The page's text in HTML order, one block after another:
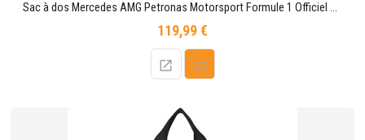
Sac à dos Mercedes AMG Petronas Motorsport Formule 1 Officiel Noir Unisexe Taille Unique
119,99 €